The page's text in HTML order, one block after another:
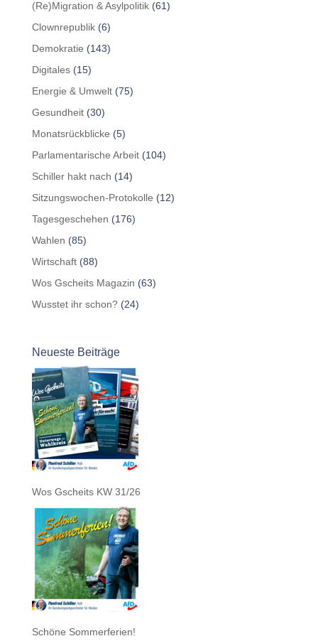
(Re)Migration & Asylpolitik(61)
Clownrepublik(6)
Demokratie (143)
Digitales(15)
Energie & Umwelt(75)
Gesundheit(30)
Monatsrückblicke (5)
Parlamentarische Arbeit(104)
Schiller hakt nach (14)
Sitzungswochen-Protokolle (12)
Tagesgeschehen (176)
Wahlen (85)
Wirtschaft(88)
Wos Gscheits Magazin (63)
Wusstet ihr schon?(24)
Neueste Beiträge
Wos Gscheits KW 31/26
Schöne Sommerferien!